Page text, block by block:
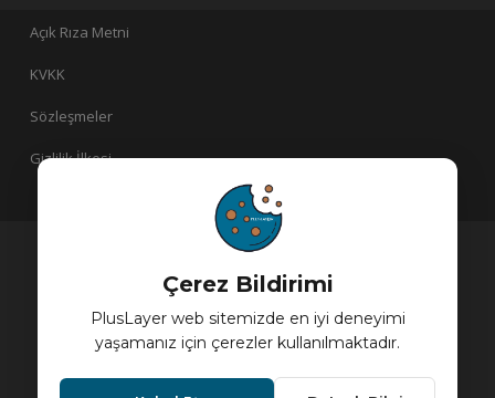
Çerez Bildirimi
PlusLayer web sitemizde en iyi deneyimi
yaşamanız için çerezler kullanılmaktadır.
Açık Rıza Metni
KVKK
Sözleşmeler
Gizlilik İlkesi